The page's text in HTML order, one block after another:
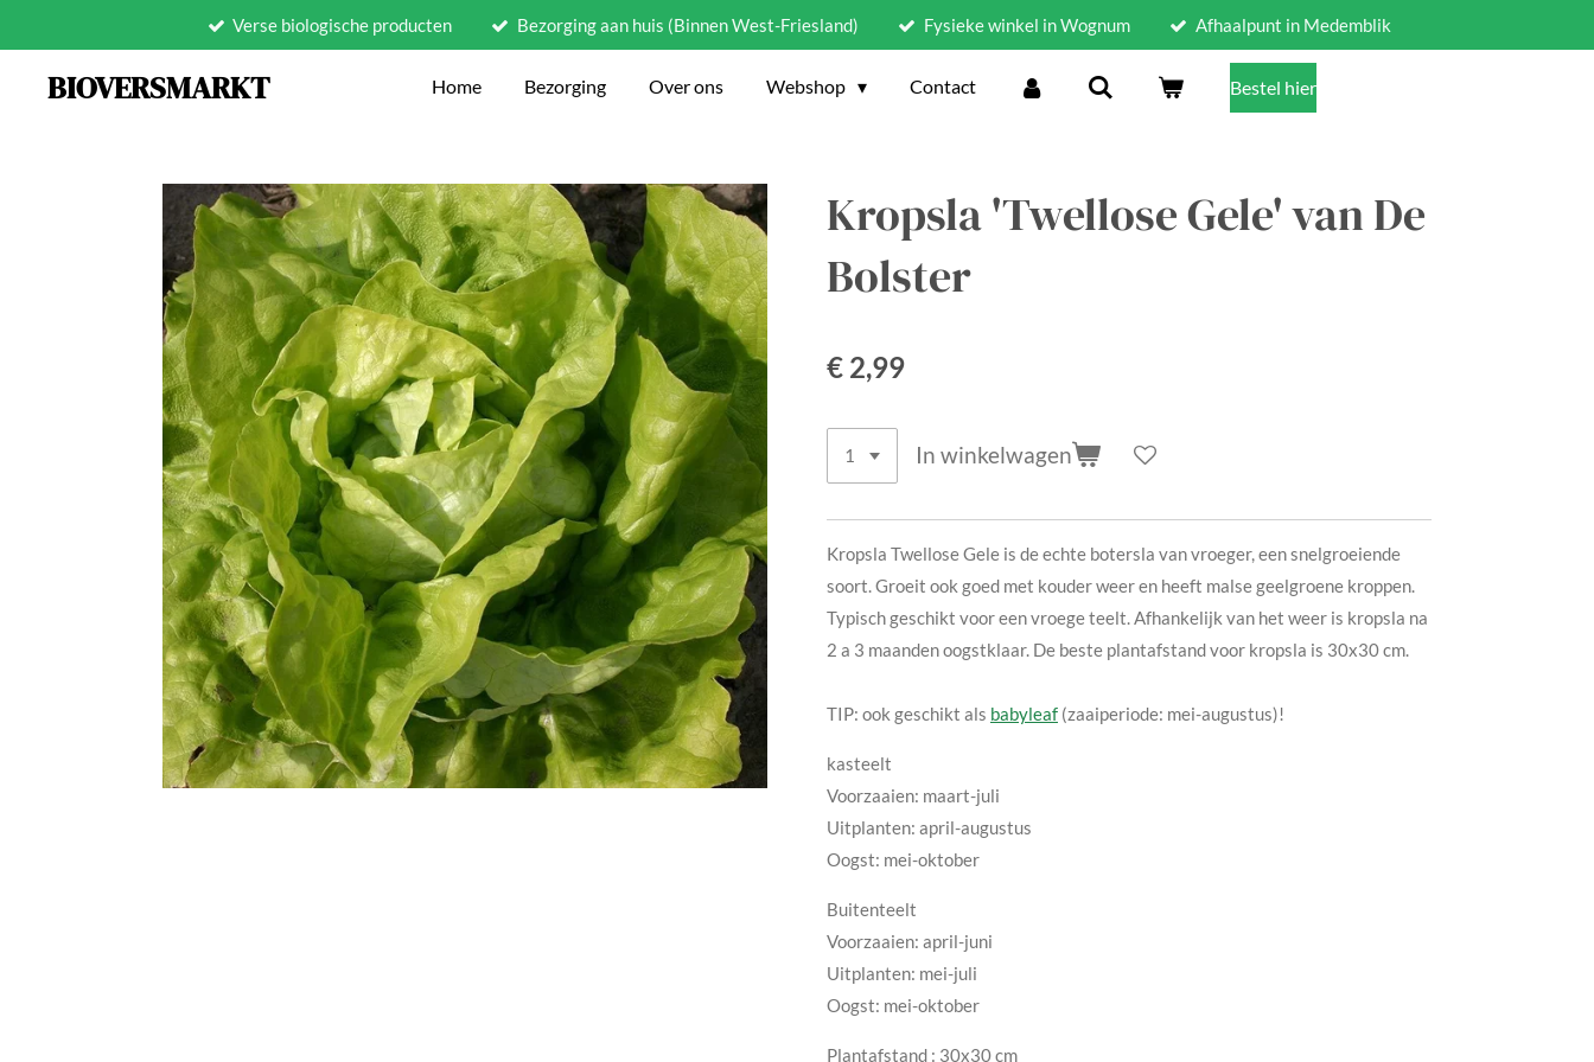
Verse biologische producten Bezorging aan huis (Binnen West-Friesland) Fysieke winkel in Wognum Afhaalpunt in Medemblik
BIOVERSMARKT Home Bezorging Over ons Webshop Contact Bestel hier
Kropsla 'Twellose Gele' van De
Bolster
€ 2,99
In winkelwagen
Kropsla Twellose Gele is de echte botersla van vroeger, een snelgroeiende
soort. Groeit ook goed met kouder weer en heeft malse geelgroene kroppen.
Typisch geschikt voor een vroege teelt. Afhankelijk van het weer is kropsla na
2 a 3 maanden oogstklaar. De beste plantafstand voor kropsla is 30x30 cm.
TIP: ook geschikt als babyleaf (zaaiperiode: mei-augustus)!
kasteelt
Voorzaaien: maart-juli
Uitplanten: april-augustus
Oogst: mei-oktober
Buitenteelt
Voorzaaien: april-juni
Uitplanten: mei-juli
Oogst: mei-oktober
Plantafstand : 30x30 cm